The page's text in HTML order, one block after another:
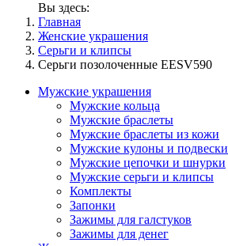
Вы здесь:
Главная
Женские украшения
Серьги и клипсы
Серьги позолоченные EESV590
Мужские украшения
Мужские кольца
Мужские браслеты
Мужские браслеты из кожи
Мужские кулоны и подвески
Мужские цепочки и шнурки
Мужские серьги и клипсы
Комплекты
Запонки
Зажимы для галстуков
Зажимы для денег